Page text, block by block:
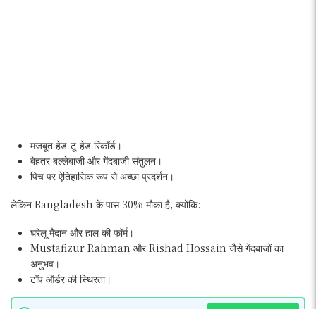
मजबूत हेड-टू-हेड रिकॉर्ड।
बेहतर बल्लेबाजी और गेंदबाजी संतुलन।
पिच पर ऐतिहासिक रूप से अच्छा प्रदर्शन।
लेकिन Bangladesh के पास 30% मौका है, क्योंकि:
घरेलू मैदान और हाल की फॉर्म।
Mustafizur Rahman और Rishad Hossain जैसे गेंदबाजों का
अनुभव।
टॉप ऑर्डर की स्थिरता।